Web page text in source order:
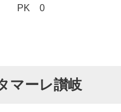
PK 0
マーレ讃岐